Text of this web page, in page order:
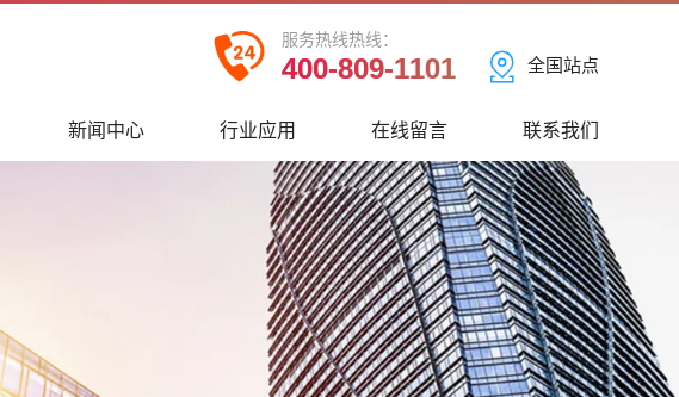
全国站点
服务热线热线：
400-809-1101
新闻中心 行业应用 在线留言 联系我们